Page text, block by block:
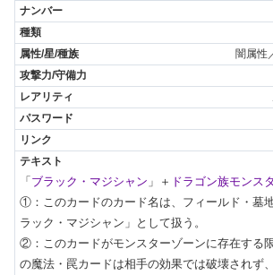
闇属性
「 ブラック・マジシャン 」＋ ドラゴン族モンス
①：このカードのカード名は、フィールド・墓
ラック・マジシャン」として扱う。
②：このカードがモンスターゾーンに存在する
の魔法・罠カードは相手の効果では破壊されず